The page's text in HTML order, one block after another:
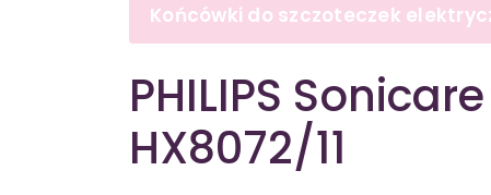
Końcówki do szczoteczek
PHILIPS
HX8072/11